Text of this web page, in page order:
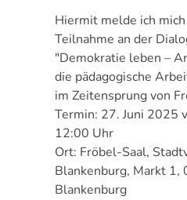
Hiermit melde ich
Teilnahme an der
"Demokratie leben –
die pädagogische
im Zeitensprung von
Termin: 27. Juni 2025
12:00 Uhr
Ort: Fröbel-Saal,
Blankenburg, Markt 1,
Blankenburg